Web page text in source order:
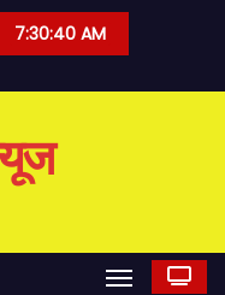
7:30:41 AM